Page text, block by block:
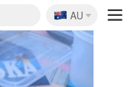
🇦🇺
AU